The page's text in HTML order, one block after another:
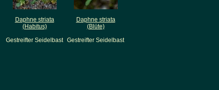
Daphne striata
(Habitus)
Gestreifter Seidelbast
Daphne striata
(Blüte)
Gestreifter Seidelbast